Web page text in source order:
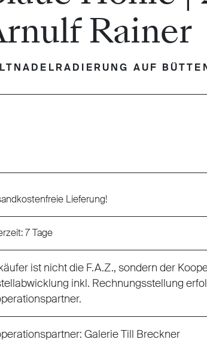
Rainer
AUF
Lieferung!
7 Tage
ist nicht die F.A.Z., sondern der
inkl. Rechnungsstellung
Galerie Till Breckner